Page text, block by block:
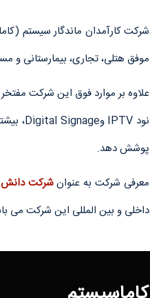
موفق هتلی، تجاری، بیمارستانی و
پوشش دهد.
معرفی شرکت به عنوانشرکت دانش
داخلی و بین المللی این شرکت می